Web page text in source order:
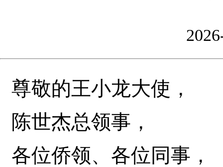
尊敬的王小龙大使，
陈世杰总领事，
各位侨领、各位同事，